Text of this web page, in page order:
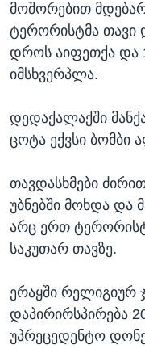
მოშორებით
ტერორისტმა თავი
დროს აიფეთქა და
იმსხვერპლა.
დედაქალაქში
ცოტა ექვსი ბომბი
თავდასხმები
უბნებში მოხდა და
არც ერთ
საკუთარ თავზე.
ერაყში რელიგიურ
დაპირირსპირება
უპრეცედენტო